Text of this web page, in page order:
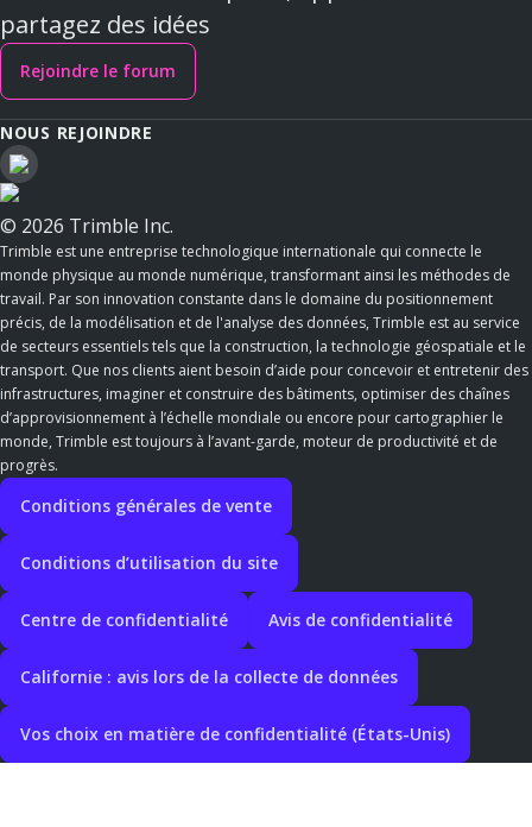
partagez des idées
Rejoindre le forum
NOUS REJOINDRE
© 2026 Trimble Inc.
Trimble est une entreprise technologique internationale qui connecte le
monde physique au monde numérique, transformant ainsi les méthodes de
travail. Par son innovation constante dans le domaine du positionnement
précis, de la modélisation et de l'analyse des données, Trimble est au service
de secteurs essentiels tels que la construction, la technologie géospatiale et le
transport. Que nos clients aient besoin d’aide pour concevoir et entretenir des
infrastructures, imaginer et construire des bâtiments, optimiser des chaînes
d’approvisionnement à l’échelle mondiale ou encore pour cartographier le
monde, Trimble est toujours à l’avant-garde, moteur de productivité et de
progrès.
Conditions générales de vente
Conditions d’utilisation du site
Centre de confidentialité Avis de confidentialité
Californie : avis lors de la collecte de données
Vos choix en matière de confidentialité (États-Unis)